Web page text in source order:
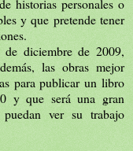
historias personales o
y que pretende tener
diciembre de 2009,
las obras mejor
para publicar un libro
y que será una gran
ver su trabajo